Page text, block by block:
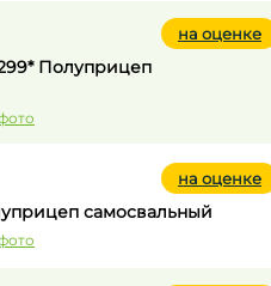
на оценке
Полуприцеп
на оценке
самосвальный